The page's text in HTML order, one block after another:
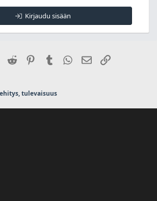
Kirjaudu sisään
LinkedIn
Reddit PinterestTumblr WhatsApp
Sähköposti
Linkki
tulevaisuus